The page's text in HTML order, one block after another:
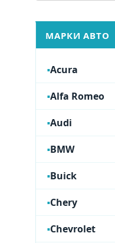
МАРКИ АВТО
Acura
Alfa Romeo
Audi
BMW
Buick
Chery
Chevrolet